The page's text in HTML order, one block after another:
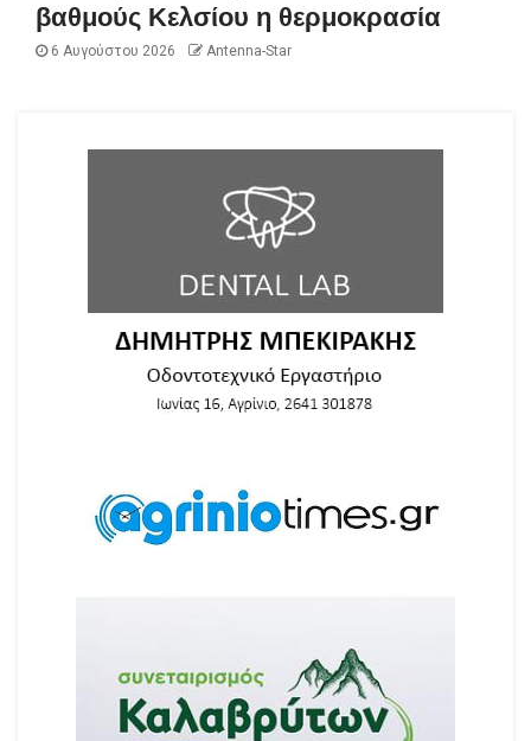
βαθμούς Κελσίου η θερμοκρασία
6 Αυγούστου 2026 Antenna-Star